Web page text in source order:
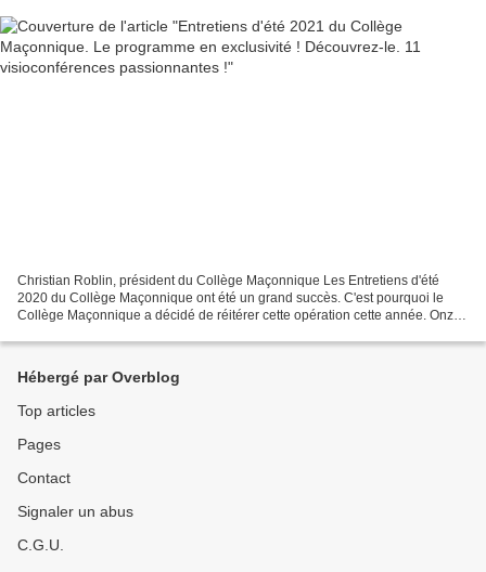
Christian Roblin, président du Collège Maçonnique Les Entretiens d'été
2020 du Collège Maçonnique ont été un grand succès. C'est pourquoi le
Collège Maçonnique a décidé de réitérer cette opération cette année. Onze
Hébergé par Overblog
Top articles
Pages
Contact
Signaler un abus
C.G.U.